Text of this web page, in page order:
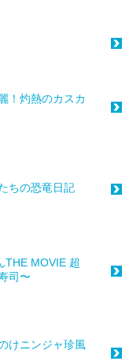
！灼熱のカスカ
ちの恐竜日記
THE MOVIE 超
司〜
けニンジャ珍風